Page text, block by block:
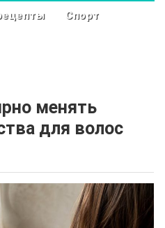
Спорт
менять
для волос